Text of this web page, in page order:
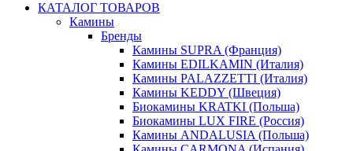
КАТАЛОГ ТОВАРОВ
Камины
Бренды
Камины SUPRA (Франция)
Камины EDILKAMIN (Италия)
Камины PALAZZETTI (Италия)
Камины KEDDY (Швеция)
Биокамины KRATKI (Польша)
Биокамины LUX FIRE (Россия)
Камины ANDALUSIA (Польша)